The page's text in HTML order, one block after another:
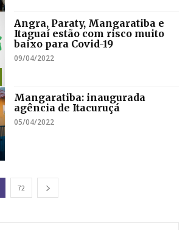
Angra, Paraty, Mangaratiba e
Itaguaí estão com risco muito
baixo para Covid-19
09/04/2022
Mangaratiba: inaugurada
agência de Itacuruçá
05/04/2022
72